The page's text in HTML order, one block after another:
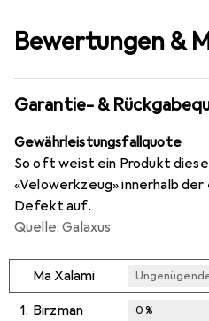
Bewertungen &
Garantie- &
Gewährleistungsfallquote
So oft weist ein Produkt
«Velowerkzeug» innerhalb
Defekt auf.
Quelle: Galaxus
Ma Xalami
1. Birzman 0%